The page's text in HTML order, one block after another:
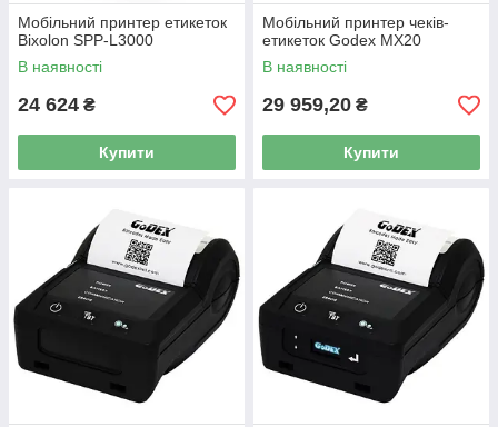
Мобільний принтер етикеток
Bixolon SPP-L3000
В наявності
24 624 ₴
Купити
Мобільний принтер чеків-
етикеток Godex MX20
В наявності
29 959,20 ₴
Купити